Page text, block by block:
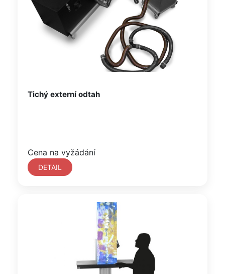
Tichý externí odtah
Cena na vyžádání
DETAIL